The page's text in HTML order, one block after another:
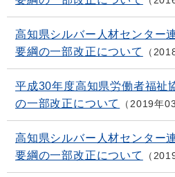
高知県シルバー人材センター
要綱の一部改正について
平成30年度高知県労働者福祉
の一部改正について
2019年
高知県シルバー人材センター
要綱の一部改正について